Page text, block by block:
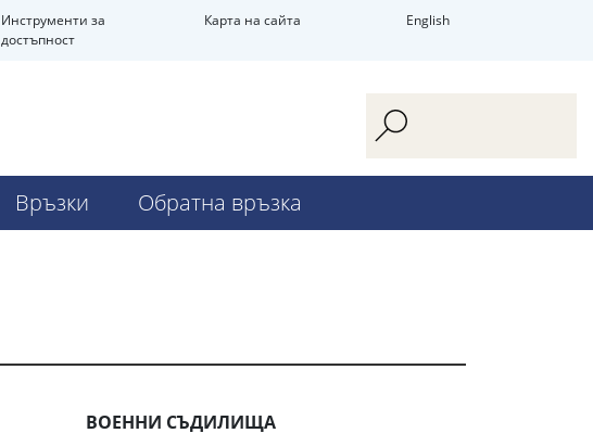
Инструменти за
достъпност
Карта на сайта English
Връзки Обратна връзка
ВОЕННИ СЪДИЛИЩА